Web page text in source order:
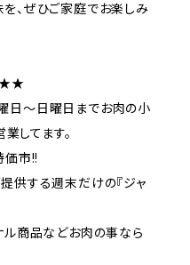
、ぜひご家庭でお楽しみ
★★
日〜日曜日までお肉の小
してます。
価市!!
供する週末だけの『ジャ
ル商品などお肉の事なら